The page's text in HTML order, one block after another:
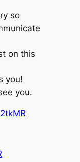
so
on this
you!
you.